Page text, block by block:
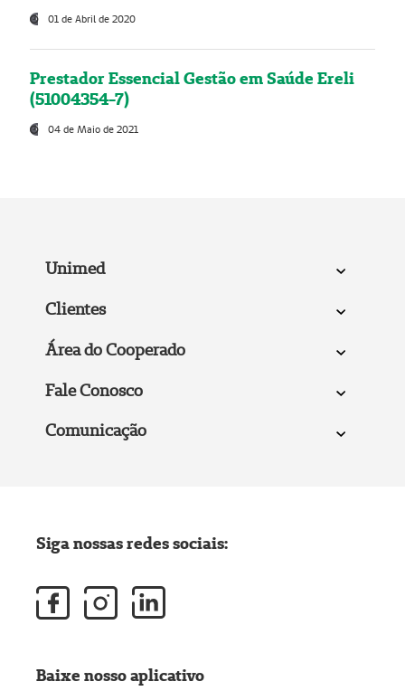
01 de Abril de 2020
Prestador Essencial Gestão em Saúde Ereli
(51004354-7)
04 de Maio de 2021
Unimed
Clientes
Área do Cooperado
Fale Conosco
Comunicação
Siga nossas redes sociais:
Baixe nosso aplicativo